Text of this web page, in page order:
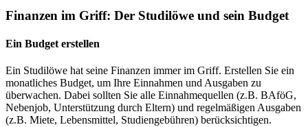
Finanzen im Griff: Der Studilöwe und sein Budget
Ein Budget erstellen
Ein Studilöwe hat seine Finanzen immer im Griff. Erstellen Sie ein
monatliches Budget, um Ihre Einnahmen und Ausgaben zu
überwachen. Dabei sollten Sie alle Einnahmequellen (z.B. BAföG,
Nebenjob, Unterstützung durch Eltern) und regelmäßigen Ausgaben
(z.B. Miete, Lebensmittel, Studiengebühren) berücksichtigen.